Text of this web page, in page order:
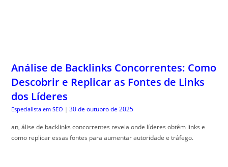
Análise de Backlinks Concorrentes: Como
Descobrir e Replicar as Fontes de Links
dos Líderes
Especialista em SEO | 30 de outubro de 2025
an, álise de backlinks concorrentes revela onde líderes obtêm links e
como replicar essas fontes para aumentar autoridade e tráfego.